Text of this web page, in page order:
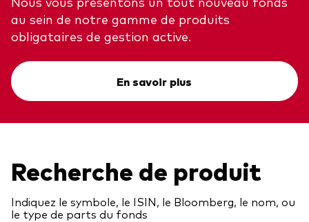
Actions
Fonds indiciels
Obligations
Obligations active
Prévention de la fraude
au sein de notre gamme de produits
obligataires de gestion active.
En savoir plus
Recherche de produit
Indiquez le symbole, le ISIN, le Bloomberg, le nom, ou
le type de parts du fonds